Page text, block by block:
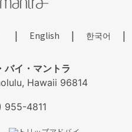
| English | 한국어 |
バイ・マントラ
Hawaii 96814
955-4811